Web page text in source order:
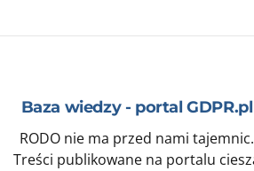
Baza wiedzy - portal GDPR.pl
RODO nie ma przed nami tajemnic.
Treści publikowane na portalu